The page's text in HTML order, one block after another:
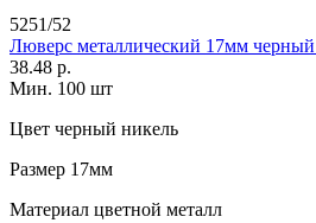
5251/52
Люверс металлический 17мм черный
38.48 р.
Мин. 100 шт
Цвет черный никель
Размер 17мм
Материал цветной металл